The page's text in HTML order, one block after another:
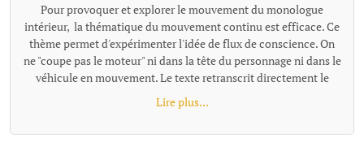
Pour provoquer et explorer le mouvement du monologue
intérieur, la thématique du mouvement continu est efficace. Ce
thème permet d'expérimenter l'idée de flux de conscience. On
ne "coupe pas le moteur" ni dans la tête du personnage ni dans le
véhicule en mouvement. Le texte retranscrit directement le
monologue intérieur comme un "micro branché dans le
cerveau". Exemples de textes écrits avec cette proposition : -
Lire plus...